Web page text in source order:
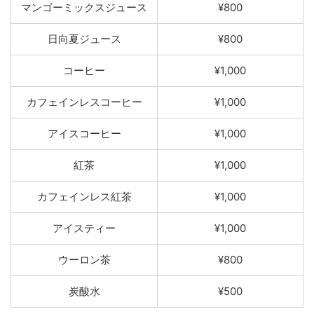
マンゴーミックスジュース ¥800
日向夏ジュース ¥800
コーヒー ¥1,000
カフェインレスコーヒー ¥1,000
アイスコーヒー ¥1,000
紅茶 ¥1,000
カフェインレス紅茶 ¥1,000
アイスティー ¥1,000
ウーロン茶 ¥800
炭酸水 ¥500